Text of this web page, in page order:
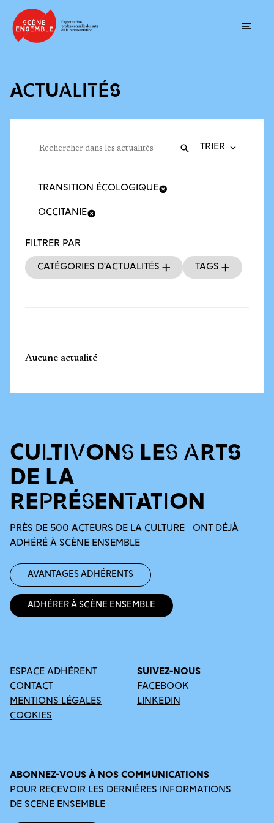
ACTUALITÉS
Recherche
Valider
FILTRER PAR
Catégories d’actualités Tags
TRANSITION ÉCOLOGIQUE
OCCITANIE
Aucune actualité
CULTIVONS LES ARTS
DE LA
REPRÉSENTATION
PRÈS DE 500 ACTEURS DE LA CULTURE ONT DÉJÀ
ADHÉRÉ À SCÈNE ENSEMBLE
Avantages adhérents
Adhérer à Scène Ensemble
ESPACE ADHÉRENT
CONTACT
MENTIONS LÉGALES
COOKIES
SUIVEZ-NOUS
FACEBOOK
LINKEDIN
ABONNEZ-VOUS À NOS COMMUNICATIONS
POUR RECEVOIR LES DERNIÈRES INFORMATIONS
DE SCENE ENSEMBLE